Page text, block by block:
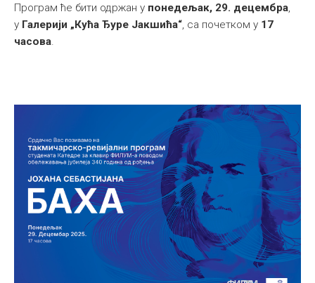
Програм ће бити одржан у понедељак, 29. децембра,
у Галерији „Кућа Ђуре Јакшића“, са почетком у 17
часова.